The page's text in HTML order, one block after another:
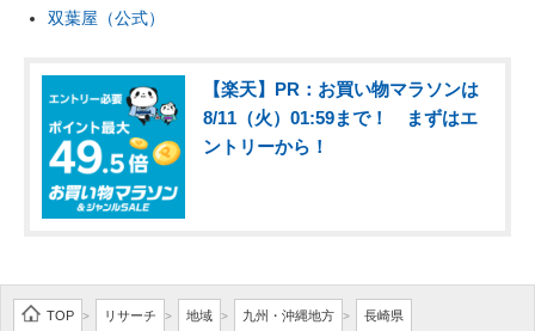
双葉屋（公式）
【楽天】PR：お買い物マラソンは
8/11（火）01:59まで！ まずはエ
ントリーから！
TOP > リサーチ > 地域 > 九州・沖縄地方 > 長崎県